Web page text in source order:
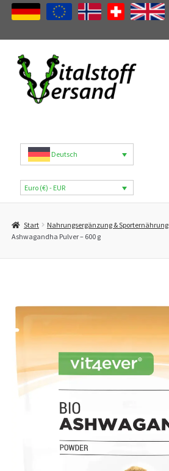
Zur
Navigation
springen
Zum
Inhalt
springen
Produktkategorien
Marken
B2B
Deutsch
Euro (€) - EUR
Start Nahrungsergänzung & Sporternährung
Ashwagandha Pulver – 600 g